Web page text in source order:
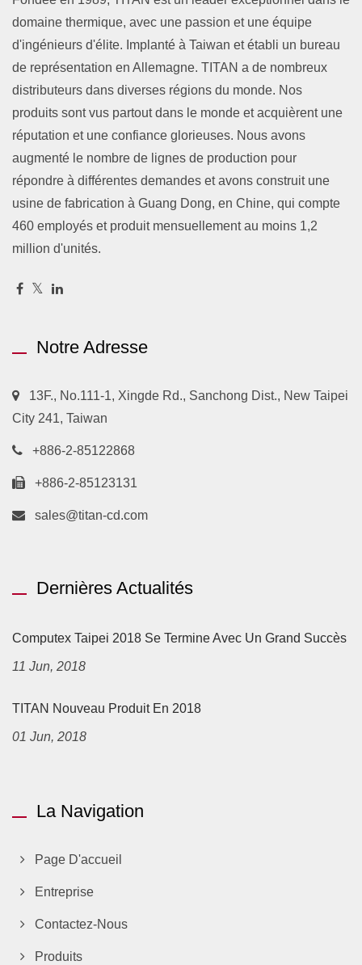
domaine thermique, avec une passion et une équipe
d'ingénieurs d'élite. Implanté à Taiwan et établi un bureau
de représentation en Allemagne. TITAN a de nombreux
distributeurs dans diverses régions du monde. Nos
produits sont vus partout dans le monde et acquièrent une
réputation et une confiance glorieuses. Nous avons
augmenté le nombre de lignes de production pour
répondre à différentes demandes et avons construit une
usine de fabrication à Guang Dong, en Chine, qui compte
460 employés et produit mensuellement au moins 1,2
million d'unités.
Notre Adresse
13F., No.111-1, Xingde Rd., Sanchong Dist., New Taipei
City 241, Taiwan
+886-2-85122868
+886-2-85123131
sales@titan-cd.com
Dernières Actualités
Computex Taipei 2018 Se Termine Avec Un Grand Succès
11 Jun, 2018
TITAN Nouveau Produit En 2018
01 Jun, 2018
La Navigation
Page D'accueil
Entreprise
Contactez-Nous
Produits